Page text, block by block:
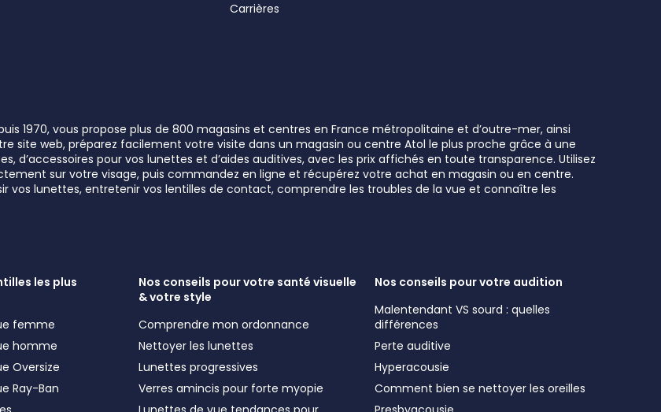
Carrières
1970, vous propose plus de 800 magasins et centres en France métropolitaine et d’outre-mer, ainsi
site web, préparez facilement votre visite dans un magasin ou centre Atol le plus proche grâce à une
pour vos lunettes et d’aides auditives, avec les prix affichés en toute transparence. Utilisez
sur votre visage, puis commandez en ligne et récupérez votre achat en magasin ou en centre.
vos lunettes, entretenir vos lentilles de contact, comprendre les troubles de la vue et connaître les
les plus
femme
homme
Oversize
Ray-Ban
Nos conseils pour votre santé visuelle
& votre style
Comprendre mon ordonnance
Nettoyer les lunettes
Lunettes progressives
Verres amincis pour forte myopie
Nos conseils pour votre audition
Malentendant VS sourd : quelles
différences
Perte auditive
Hyperacousie
Comment bien se nettoyer les oreilles